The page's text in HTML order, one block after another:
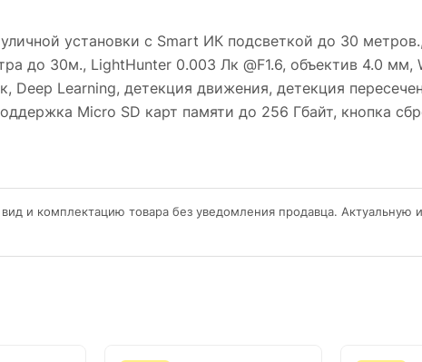
установки с Smart ИК подсветкой до 30
до 30м., LightHunter 0.003 Лк @F1.6, объектив 4.0 мм,
Deep Learning, детекция движения, детекция
Micro SD карт памяти до 256 Гбайт, кнопка
и комплектацию товара без уведомления продавца.